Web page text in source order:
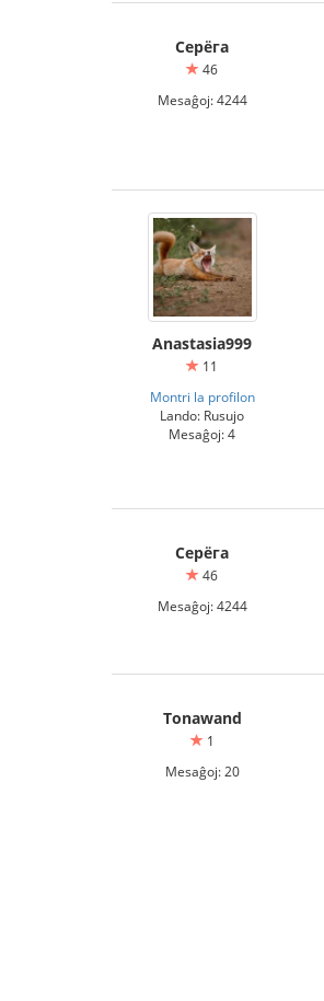
Серёга
46
Mesaĝoj: 4244
Anastasia999
11
Montri la profilon
Lando: Rusujo
Mesaĝoj: 4
Серёга
46
Mesaĝoj: 4244
Tonawand
1
Mesaĝoj: 20